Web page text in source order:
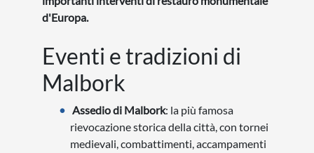
d'Europa.
Eventi e tradizioni di
Malbork
Assedio di Malbork: la più famosa
rievocazione storica della città, con tornei
medievali, combattimenti, accampamenti